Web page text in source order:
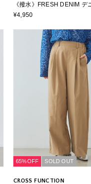
《撥水》FRESH DENIM デ
ギーパンツ
¥4,950
65%OFF SOLD OUT
CROSS FUNCTION